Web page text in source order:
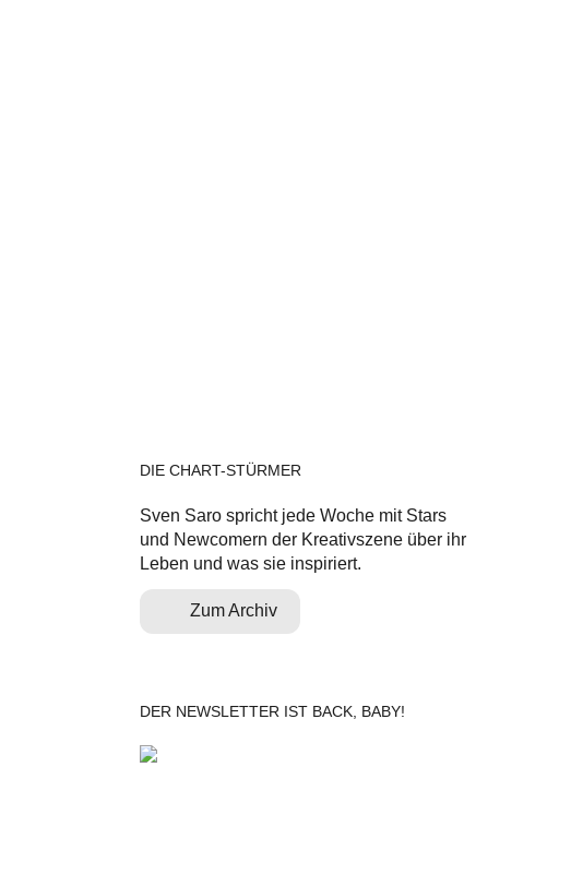
DIE CHART-STÜRMER
Sven Saro spricht jede Woche mit Stars
und Newcomern der Kreativszene über ihr
Leben und was sie inspiriert.
Zum Archiv
DER NEWSLETTER IST BACK, BABY!